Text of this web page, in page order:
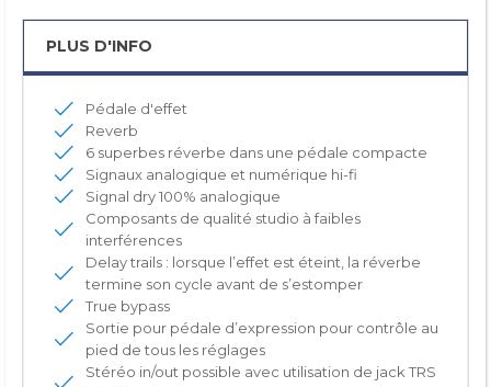
PLUS D'INFO
Pédale d'effet
Reverb
6 superbes réverbe dans une pédale compacte
Signaux analogique et numérique hi-fi
Signal dry 100% analogique
Composants de qualité studio à faibles
interférences
Delay trails : lorsque l’effet est éteint, la réverbe
termine son cycle avant de s’estomper
True bypass
Sortie pour pédale d’expression pour contrôle au
pied de tous les réglages
Stéréo in/out possible avec utilisation de jack TRS